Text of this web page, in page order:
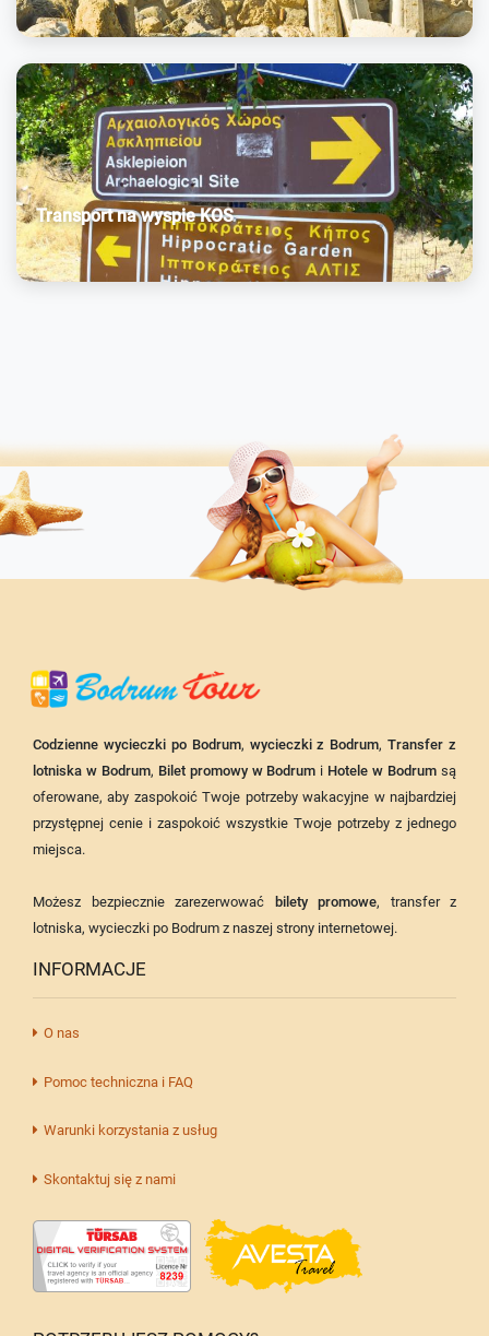
Transport na wyspie KOS
Codzienne wycieczki po Bodrum, wycieczki z Bodrum,Transfer z
lotniska w Bodrum, Bilet promowy w Bodrum i Hotele w Bodrum są
oferowane, aby zaspokoić Twoje potrzeby wakacyjne w najbardziej
przystępnej cenie i zaspokoić wszystkie Twoje potrzeby z jednego
miejsca.
Możesz bezpiecznie zarezerwować bilety promowe, transfer z
lotniska, wycieczki po Bodrum z naszej strony internetowej.
INFORMACJE
O nas
Pomoc techniczna i FAQ
Warunki korzystania z usług
Skontaktuj się z nami